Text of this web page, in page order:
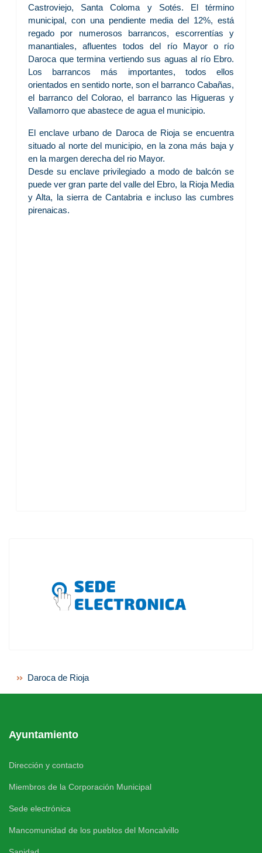
Castroviejo, Santa Coloma y Sotés. El término
municipal, con una pendiente media del 12%, está
regado por numerosos barrancos, escorrentías y
manantiales, afluentes todos del río Mayor o río
Daroca que termina vertiendo sus aguas al río Ebro.
Los barrancos más importantes, todos ellos
orientados en sentido norte, son el barranco Cabañas,
el barranco del Colorao, el barranco las Higueras y
Vallamorro que abastece de agua el municipio.
El enclave urbano de Daroca de Rioja se encuentra
situado al norte del municipio, en la zona más baja y
en la margen derecha del rio Mayor.
Desde su enclave privilegiado a modo de balcón se
puede ver gran parte del valle del Ebro, la Rioja Media
y Alta, la sierra de Cantabria e incluso las cumbres
pirenaicas.
Daroca de Rioja
Ayuntamiento
Dirección y contacto
Miembros de la Corporación Municipal
Sede electrónica
Mancomunidad de los pueblos del Moncalvillo